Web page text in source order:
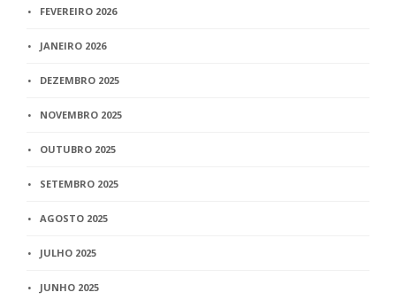
FEVEREIRO 2026
JANEIRO 2026
DEZEMBRO 2025
NOVEMBRO 2025
OUTUBRO 2025
SETEMBRO 2025
AGOSTO 2025
JULHO 2025
JUNHO 2025